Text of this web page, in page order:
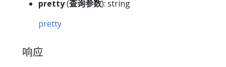
pretty(查询参数): string
pretty
响应